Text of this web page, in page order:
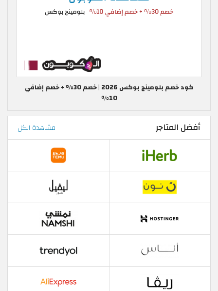
كود خصم بلومينج بوكس 2026 | خصم 30% + خصم إضافي
10%
أفضل المتاجر مشاهدة الكل